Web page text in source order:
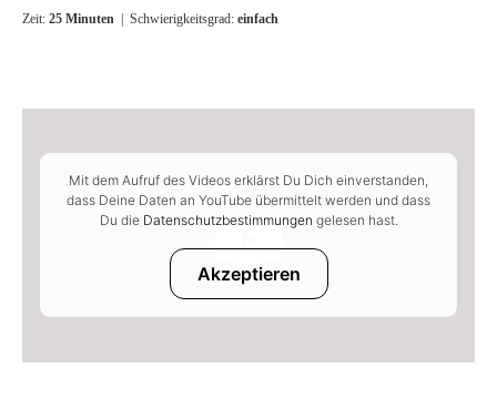
Zeit: 25 Minuten | Schwierigkeitsgrad: einfach
Mit dem Aufruf des Videos erklärst Du Dich einverstanden,
dass Deine Daten an YouTube übermittelt werden und dass
Du die Datenschutzbestimmungen gelesen hast.
Akzeptieren